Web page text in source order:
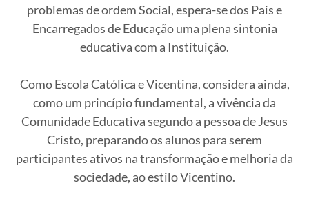
problemas de ordem Social, espera-se dos Pais e
Encarregados de Educação uma plena sintonia
educativa com a Instituição.
Como Escola Católica e Vicentina, considera ainda,
como um princípio fundamental, a vivência da
Comunidade Educativa segundo a pessoa de Jesus
Cristo, preparando os alunos para serem
participantes ativos na transformação e melhoria da
sociedade, ao estilo Vicentino.